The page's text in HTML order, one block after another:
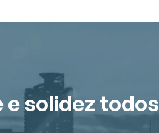
e solidez todos